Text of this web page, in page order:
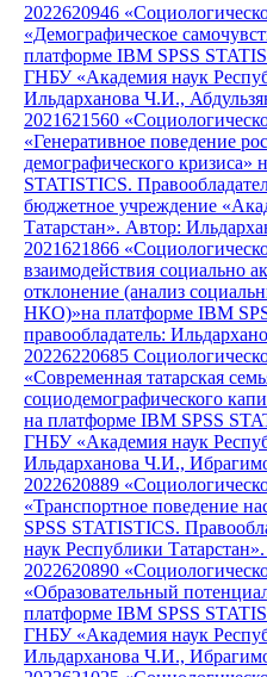
2022620946
«Демографическое
платформе IBM SPSS
ГНБУ «Академия наук
Ильдарханова Ч.И.,
2021621560
«Генеративное поведение
демографического кризиса»
STATISTICS.
бюджетное учреждение
Татарстан». Автор:
2021621866
взаимодействия социально
отклонение (анализ
НКО)»на платформе IBM
правообладатель:
20226220685
«Современная татарская
социодемографического
на платформе IBM SPSS
ГНБУ «Академия наук
Ильдарханова Ч.И.,
2022620889
«Транспортное поведение
SPSS STATISTICS.
наук Республики
2022620890
«Образовательный
платформе IBM SPSS
ГНБУ «Академия наук
Ильдарханова Ч.И.,